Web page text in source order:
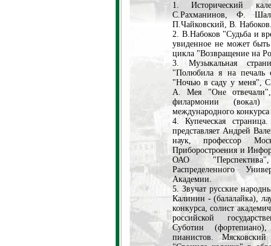
1. Исторический
С.Рахманинов, Ф.
П.Чайковский, В.
2. В.Набоков "Судьба и
увиденное не может
цикла "Возвращение на
3. Музыкальная
"Полюбила я на
"Ночью в саду у меня",
А. Мея "Оне
филармонии
международного
4. Купеческая
представляет Андрей
наук, профессор
Приборостроения и
ОАО
Распределенного
Академии.
5. Звучат русские
Калинин - (балалайка),
конкурса, солист
российской
Суботин
пианистов.